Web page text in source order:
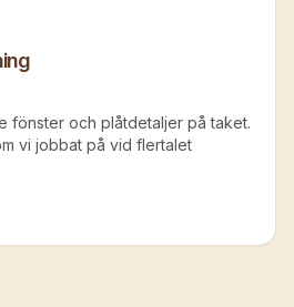
fönster och plåtdetaljer på taket.
vi jobbat på vid flertalet